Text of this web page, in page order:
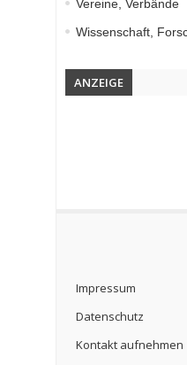
Vereine, Verbände
Wissenschaft,
ANZEIGE
Impressum
Datenschutz
Kontakt aufnehmen